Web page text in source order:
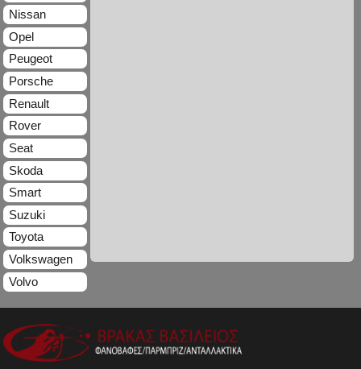
Nissan
Opel
Peugeot
Porsche
Renault
Rover
Seat
Skoda
Smart
Suzuki
Toyota
Volkswagen
Volvo